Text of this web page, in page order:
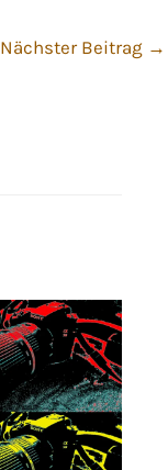
Nächster Beitrag →